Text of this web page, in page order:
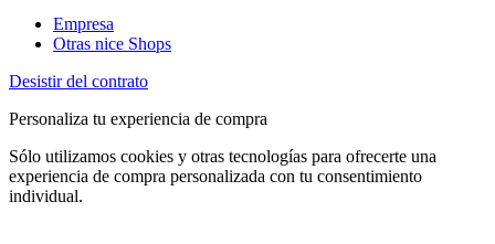
Empresa
Otras nice Shops
Desistir del contrato
Personaliza tu experiencia de compra
Sólo utilizamos cookies y otras tecnologías para ofrecerte una
experiencia de compra personalizada con tu consentimiento
individual.